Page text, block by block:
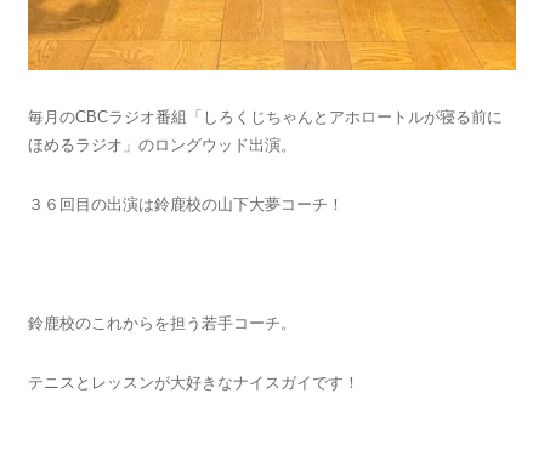
毎月のCBCラジオ番組「しろくじちゃんとアホロートルが寝る前に
ほめるラジオ」のロングウッド出演。
３６回目の出演は鈴鹿校の山下大夢コーチ！
鈴鹿校のこれからを担う若手コーチ。
テニスとレッスンが大好きなナイスガイです！